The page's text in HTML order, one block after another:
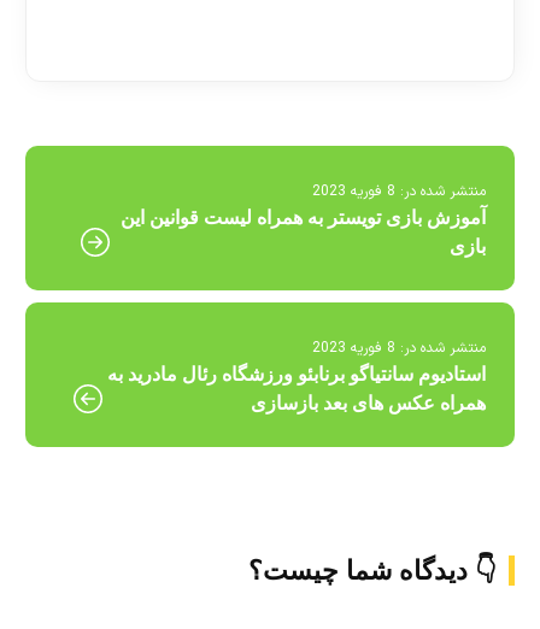
هات بت
منتشر شده در: 8 فوریه 2023
آموزش بازی تویستر به همراه لیست قوانین این
بازی
منتشر شده در: 8 فوریه 2023
استادیوم سانتیاگو برنابئو ورزشگاه رئال مادرید به
همراه عکس های بعد بازسازی
👇 دیدگاه شما چیست؟